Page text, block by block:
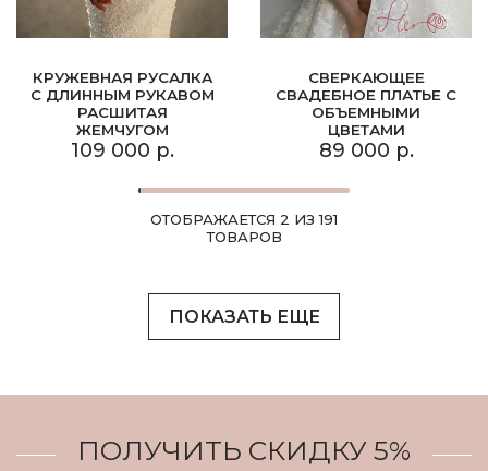
КРУЖЕВНАЯ РУСАЛКА
С ДЛИННЫМ РУКАВОМ
РАСШИТАЯ
ЖЕМЧУГОМ
109 000 р.
СВЕРКАЮЩЕЕ
СВАДЕБНОЕ ПЛАТЬЕ С
ОБЪЕМНЫМИ
ЦВЕТАМИ
89 000 р.
ОТОБРАЖАЕТСЯ 2 ИЗ 191
ТОВАРОВ
ПОКАЗАТЬ ЕЩЕ
ПОЛУЧИТЬ СКИДКУ 5%